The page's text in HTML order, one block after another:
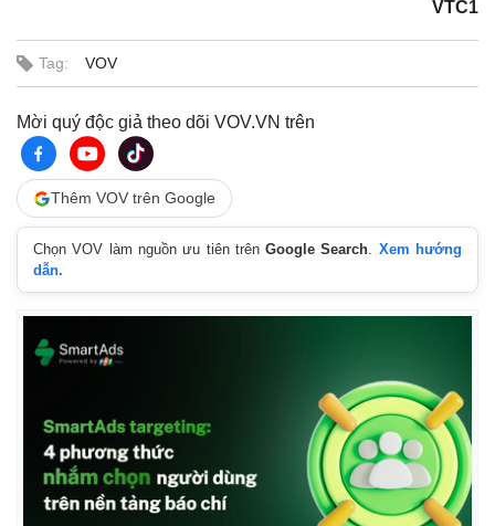
VTC1
Tag: VOV
Mời quý độc giả theo dõi VOV.VN trên
Thêm VOV trên Google
Chọn VOV làm nguồn ưu tiên trênGoogle Search. Xem hướng
dẫn.